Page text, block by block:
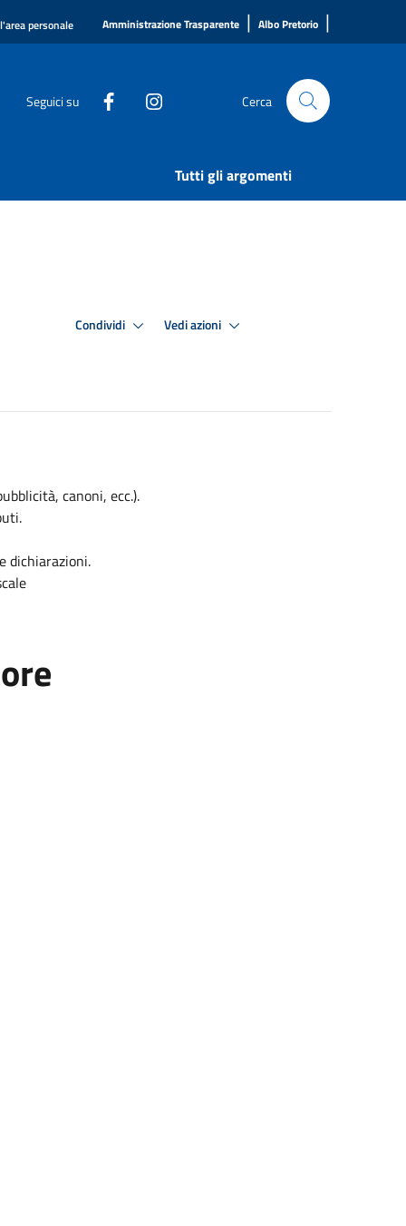
personale Amministrazione Trasparente | Albo Pretorio |
Seguici su Cerca
Tutti gli argomenti
Condividi Vedi azioni
canoni, ecc.).
dichiarazioni.